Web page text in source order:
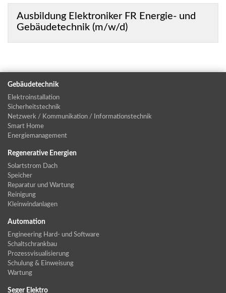
Ausbildung Elektroniker FR Energie- und
Gebäudetechnik (m/w/d)
Gebäudetechnik
Elektroinstallation
Sicherheitstechnik
Netzwerk / Kommunikation / Informationstechnik
Smart Home
Energiemanagement
Regenerative Energien
Solartstrom Dach
Speicher
Reparatur und Wartung
Reinigung
Kleinwindanlagen
Automation
Engineering Hard- und Software
Schaltschrankbau
Prozessvisualisierung
Schulung & Einweisung
Wartung
Seger Elektro